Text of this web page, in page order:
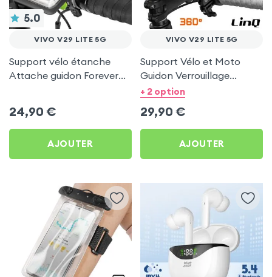
5.0
VIVO V29 LITE 5G
Support vélo étanche
Attache guidon Forever
24,90 €
AJOUTER
VIVO V29 LITE 5G
Support Vélo et Moto
Guidon Verrouillage
Automatique - LinQ pour
+ 2 option
29,90 €
AJOUTER